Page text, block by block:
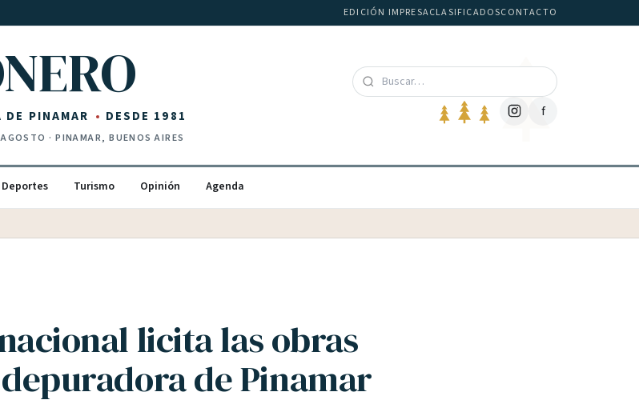
EDICIÓN IMPRESACLASIFICADOSCONTACTO
PINAMAR DESDE 1981
· PINAMAR, BUENOS AIRES
f
Deportes Turismo Opinión Agenda
licita las obras
de Pinamar